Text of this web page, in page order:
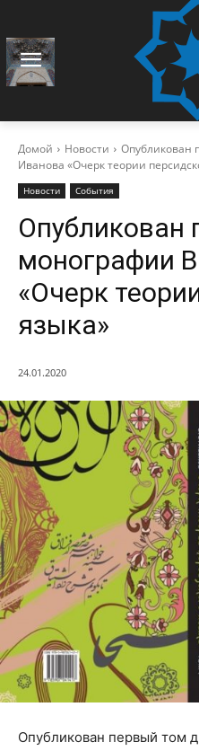
Домой Новости
Опубликован
Иванова «Очерк теории
Новости События
Опубликован
монографии
«Очерк
языка»
24.01.2020
Опубликован первый том